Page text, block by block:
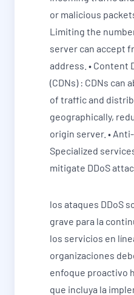
or malicious
Limiting the
server can accept
address. • Content
(CDNs) : CDNs can
of traffic and
geographically,
origin server. •
Specialized
mitigate DDoS
los ataques DDoS
grave para la
los servicios en
organizaciones
enfoque proactivo
que incluya la